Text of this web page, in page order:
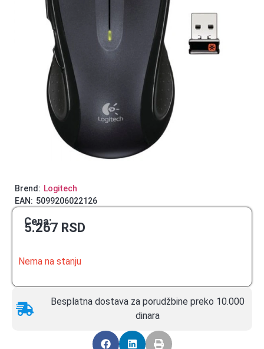
Brend: Logitech
EAN: 5099206022126
Cena:
5.267 RSD
Nema na stanju
Besplatna dostava za porudžbine preko 10.000
dinara